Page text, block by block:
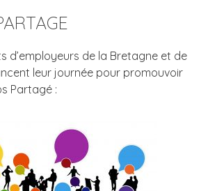
d’employeurs de la Bretagne et de
leur journée pour promouvoir
Partagé :